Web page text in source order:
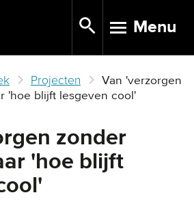
TOGGLE
Menu
Projecten
Van 'verzorgen
'hoe blijft lesgeven cool'
zonder
'hoe blijft